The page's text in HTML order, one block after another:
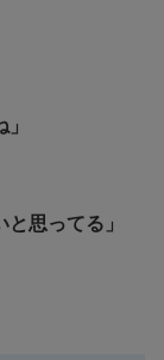
思ってる」